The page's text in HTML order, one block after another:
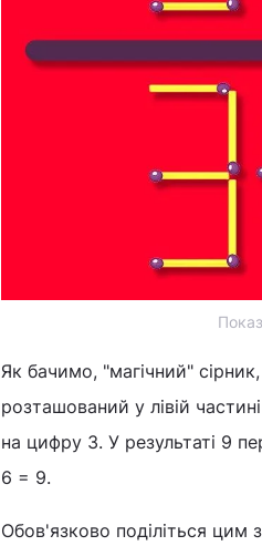
Як бачимо, "магічний"
розташований у лівій
на цифру 3. У результаті 9
6 = 9.
Обов'язково поділіться цим